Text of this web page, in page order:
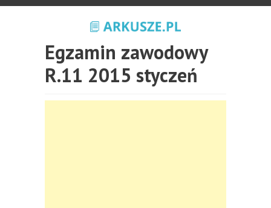
Egzamin zawodowy
R.11 2015 styczeń